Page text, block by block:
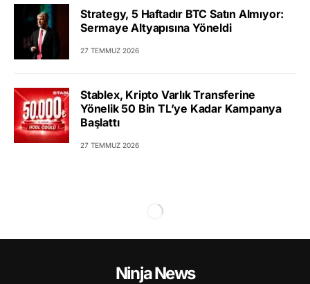
Strategy, 5 Haftadır BTC Satın Almıyor:
Sermaye Altyapısına Yöneldi
27 TEMMUZ 2026
Stablex, Kripto Varlık Transferine
Yönelik 50 Bin TL’ye Kadar Kampanya
Başlattı
27 TEMMUZ 2026
Ninja News